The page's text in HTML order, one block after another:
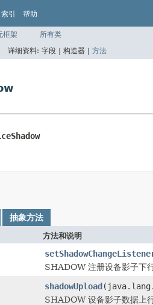
索引 帮助
框架
所有类
详细资料: 字段 | 构造器 | 方法
抽象方法
方法和说明
SHADOW 注册设备影子下
shadowUpload
SHADOW 设备影子数据上